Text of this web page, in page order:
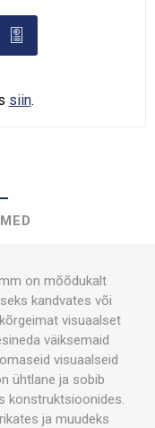

siin.
on mõõdukalt
kandvates või
visuaalset
väiksemaid
visuaalseid
ühtlane ja sobib
konstruktsioonides.
ja muudeks